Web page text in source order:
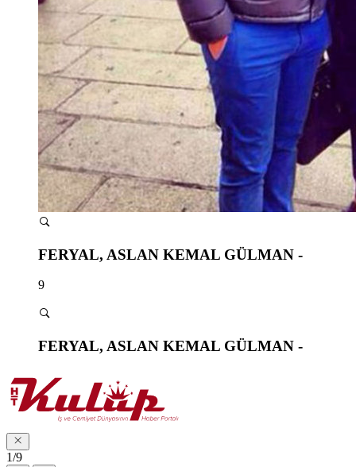
FERYAL, ASLAN KEMAL GÜLMAN -
9
FERYAL, ASLAN KEMAL GÜLMAN -
1/9